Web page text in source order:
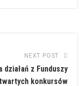
NEXT POST
z Funduszy
konkursów